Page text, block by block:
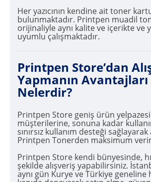
Her yazıcının kendine ait toner
bulunmaktadır. Printpen muadil
orijinaliyle aynı kalite ve içerikte ve
uyumlu çalışmaktadır.
Printpen Store’dan
Yapmanın Avantajları
Nelerdir?
Printpen Store geniş ürün
müşterilerine, sonuna kadar
sınırsız kullanım desteği sağlayarak
Printpen Tonerden maksimum verim
Printpen Store kendi bünyesinde,
şekilde alışveriş yapabilirsiniz.
aynı gün Kurye ve Türkiye geneline